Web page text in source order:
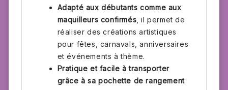
Adapté aux débutants comme aux
maquilleurs confirmés , il permet de
réaliser des créations artistiques
pour fêtes, carnavals, anniversaires
et événements à thème.
Pratique et facile à transporter
grâce à sa pochette de rangement